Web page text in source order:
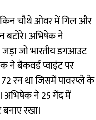
चौथे ओवर में गिल और
बटोरे। अभिषेक ने
जो भारतीय डगआउट
ने बैकवर्ड प्वाइंट पर
रन था जिसमें पावरप्ले के
अभिषेक ने 25 गेंद में
रखा।